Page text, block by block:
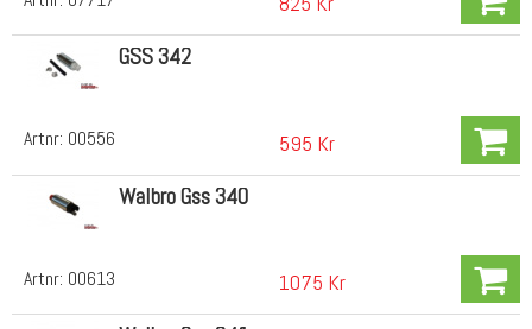
Artnr: 00556
GSS 342
595 Kr
Artnr: 00613
Walbro Gss 340
1075 Kr